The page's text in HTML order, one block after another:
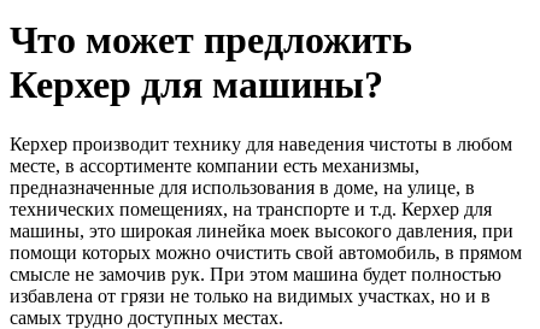
Что может предложить
Керхер для машины?
Керхер производит технику для наведения чистоты в любом
месте, в ассортименте компании есть механизмы,
предназначенные для использования в доме, на улице, в
технических помещениях, на транспорте и т.д. Керхер для
машины, это широкая линейка моек высокого давления, при
помощи которых можно очистить свой автомобиль, в прямом
смысле не замочив рук. При этом машина будет полностью
избавлена от грязи не только на видимых участках, но и в
самых трудно доступных местах.